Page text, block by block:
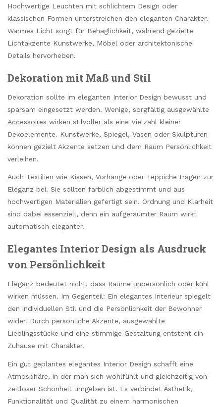
Hochwertige Leuchten mit schlichtem Design oder
klassischen Formen unterstreichen den eleganten Charakter.
Warmes Licht sorgt für Behaglichkeit, während gezielte
Lichtakzente Kunstwerke, Möbel oder architektonische
Details hervorheben.
Dekoration mit Maß und Stil
Dekoration sollte im eleganten Interior Design bewusst und
sparsam eingesetzt werden. Wenige, sorgfältig ausgewählte
Accessoires wirken stilvoller als eine Vielzahl kleiner
Dekoelemente. Kunstwerke, Spiegel, Vasen oder Skulpturen
können gezielt Akzente setzen und dem Raum Persönlichkeit
verleihen.
Auch Textilien wie Kissen, Vorhänge oder Teppiche tragen zur
Eleganz bei. Sie sollten farblich abgestimmt und aus
hochwertigen Materialien gefertigt sein. Ordnung und Klarheit
sind dabei essenziell, denn ein aufgeräumter Raum wirkt
automatisch eleganter.
Elegantes Interior Design als Ausdruck
von Persönlichkeit
Eleganz bedeutet nicht, dass Räume unpersönlich oder kühl
wirken müssen. Im Gegenteil: Ein elegantes Interieur spiegelt
den individuellen Stil und die Persönlichkeit der Bewohner
wider. Durch persönliche Akzente, ausgewählte
Lieblingsstücke und eine stimmige Gestaltung entsteht ein
Zuhause mit Charakter.
Ein gut geplantes elegantes Interior Design schafft eine
Atmosphäre, in der man sich wohlfühlt und gleichzeitig von
zeitloser Schönheit umgeben ist. Es verbindet Ästhetik,
Funktionalität und Qualität zu einem harmonischen